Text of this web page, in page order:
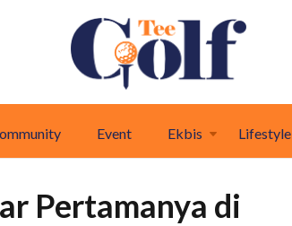
Event Ekbis Lifestyle
Pertamanya di